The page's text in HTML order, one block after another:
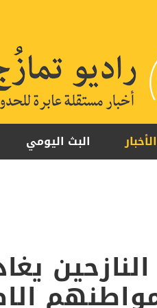
الأخبار البث اليومي